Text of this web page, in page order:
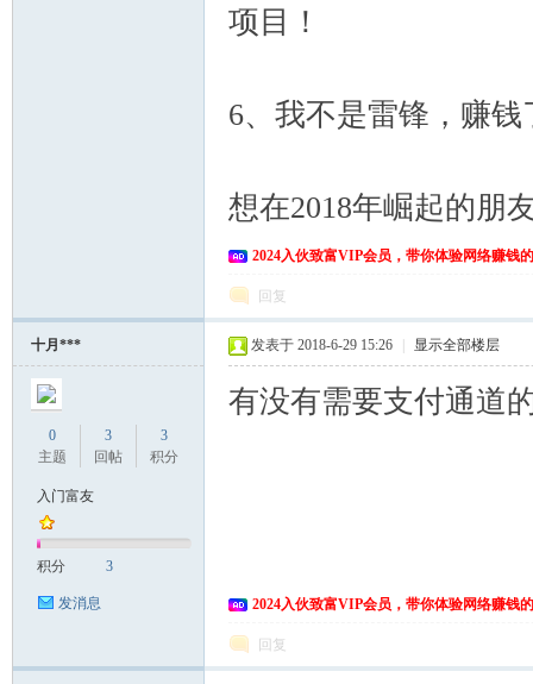
项目！
6、我不是雷锋，赚
想在2018年崛起的朋
2024入伙致富VIP会员，带你体验网络赚钱
回复
十月***
0
主题
3
回帖
3
积分
入门富友
积分 3
发消息
发表于 2018-6-29 15:26 显示全部楼层
有没有需要支付通道
2024入伙致富VIP会员，带你体验网络赚钱
回复